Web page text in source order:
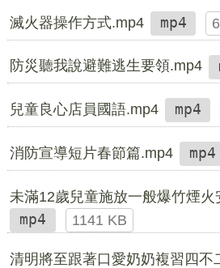
滅火器操作方式.mp4 mp4
防災聽我說避難逃生要領.mp4
兒童良心店員國語.mp4 mp4
消防宣導短片春節篇.mp4 mp4
未滿12歲兒童施放一般爆竹煙火
mp4
1141 KB
清明將至跟著口愛奶奶複習四不